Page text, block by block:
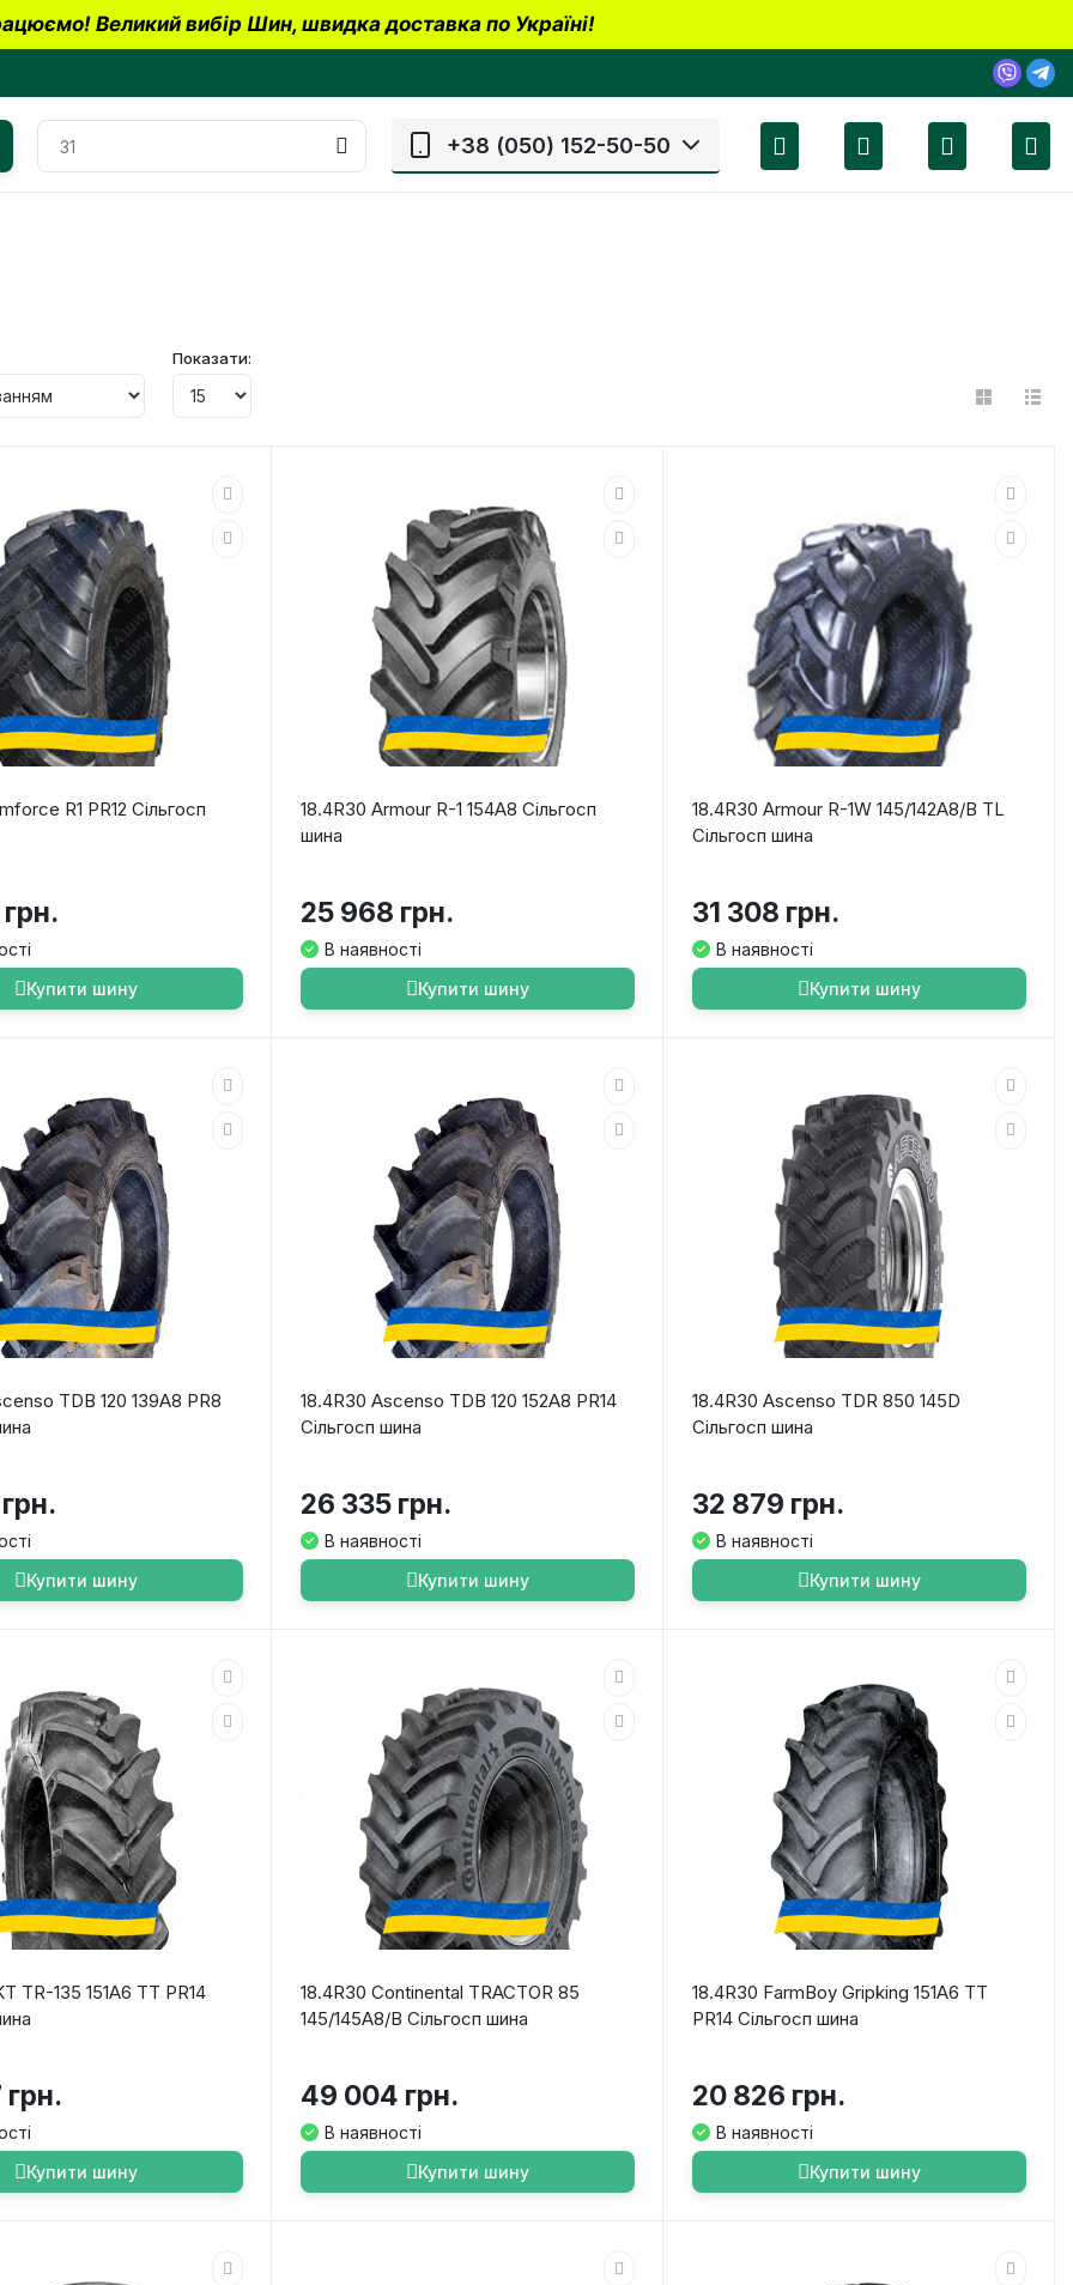
Великий вибір Шин, швидка доставка по Україні!
+38 (050) 152-50-50
Показати:
R1 PR12 Сільгосп
Купити шину
18.4R30 Armour R-1 154A8 Сільгосп
шина
25 968 грн.
В наявності
Купити шину
18.4R30 Armour R-1W 145/142A8/B TL
Сільгосп шина
31 308 грн.
В наявності
Купити шину
TDB 120 139A8 PR8
Купити шину
18.4R30 Ascenso TDB 120 152A8 PR14
Сільгосп шина
26 335 грн.
В наявності
Купити шину
18.4R30 Ascenso TDR 850 145D
Сільгосп шина
32 879 грн.
В наявності
Купити шину
TR-135 151A6 TT PR14
Купити шину
18.4R30 Continental TRACTOR 85
145/145A8/B Сільгосп шина
49 004 грн.
В наявності
Купити шину
18.4R30 FarmBoy Gripking 151A6 TT
PR14 Сільгосп шина
20 826 грн.
В наявності
Купити шину